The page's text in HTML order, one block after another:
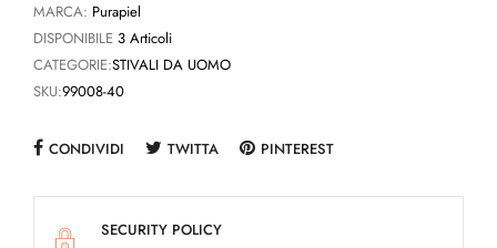
MARCA: Purapiel
DISPONIBILE 3 Articoli
CATEGORIE:STIVALI DA UOMO
SKU:99008-40
CONDIVIDI TWITTA PINTEREST
SECURITY POLICY